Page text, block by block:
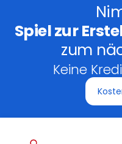
Spiel zur
zum
Keine